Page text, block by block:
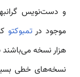
و دست‌نویس
موجود در تمبوکتو
هزار نسخه
نسخه‌های خطی